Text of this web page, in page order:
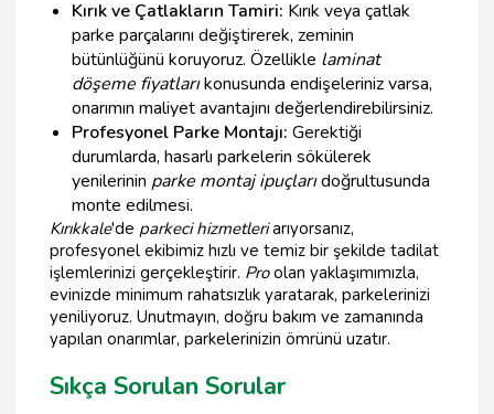
Kırık ve Çatlakların Tamiri: Kırık veya çatlak
parke parçalarını değiştirerek, zeminin
bütünlüğünü koruyoruz. Özellikle laminat
döşeme fiyatlarıkonusunda endişeleriniz varsa,
onarımın maliyet avantajını değerlendirebilirsiniz.
Profesyonel Parke Montajı: Gerektiği
durumlarda, hasarlı parkelerin sökülerek
yenilerinin parke montaj ipuçlarıdoğrultusunda
monte edilmesi.
Kırıkkale'de parkeci hizmetleriarıyorsanız,
profesyonel ekibimiz hızlı ve temiz bir şekilde tadilat
işlemlerinizi gerçekleştirir. Proolan yaklaşımımızla,
evinizde minimum rahatsızlık yaratarak, parkelerinizi
yeniliyoruz. Unutmayın, doğru bakım ve zamanında
yapılan onarımlar, parkelerinizin ömrünü uzatır.
Sıkça Sorulan Sorular